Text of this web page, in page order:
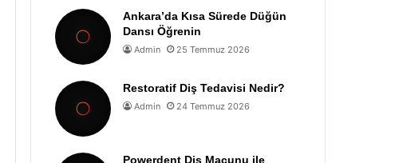
Ankara’da Kısa Sürede Düğün
Dansı Öğrenin
Admin 25 Temmuz 2026
Restoratif Diş Tedavisi Nedir?
Admin 24 Temmuz 2026
Powerdent Diş Macunu ile